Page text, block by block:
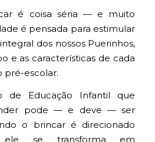
é coisa séria — e muito
é pensada para estimular
dos nossos Puerinhos,
e as características de cada
pré-escolar.
de Educação Infantil que
pode — e deve — ser
o brincar é direcionado
ele se transforma em